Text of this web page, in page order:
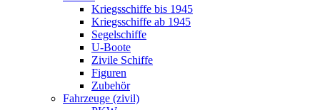
Kriegsschiffe bis 1945
Kriegsschiffe ab 1945
Segelschiffe
U-Boote
Zivile Schiffe
Figuren
Zubehör
Fahrzeuge (zivil)